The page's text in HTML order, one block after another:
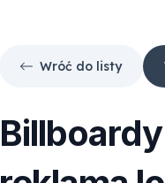
Wróć do listy
Billboardy